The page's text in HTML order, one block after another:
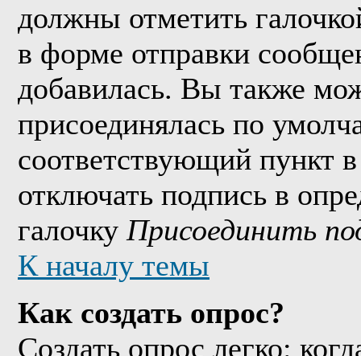
должны отметить
в форме отправки
добавилась. Вы также
присоединялась по
соответствующий пункт
отключать подпись в
галочку Присоединить
К началу темы
Как создать опрос?
Создать опрос легко: